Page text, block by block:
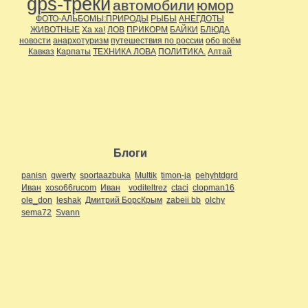
gps-треки автомобили юмор
ФОТО-АЛЬБОМЫ:ПРИРОДЫ РЫБЫ АНЕГДОТЫ
ЖИВОТНЫЕ Ха ха! ЛОВ ПРИКОРМ БАЙКИ БЛЮДА
новости анархотуризм путешествия по россии обо всём
Кавказ Карпаты ТЕХНИКА ЛОВА ПОЛИТИКА. Алтай
Блоги
panisn qwerty sportaazbuka Multik timon-ja pehyhtdgrd
Иван xoso66rucom Иван voditeltrez ctaci clopman16
ole_don leshak Дмитрий БорсКрым zabeii bb olchy
sema72 Svann